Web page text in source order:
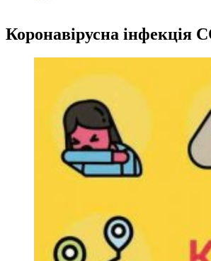
Коронавірусна інфекція